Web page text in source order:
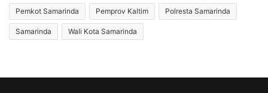
Pemkot Samarinda Pemprov Kaltim Polresta Samarinda
Samarinda Wali Kota Samarinda